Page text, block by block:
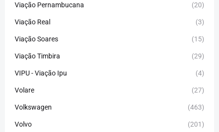
Viação Pernambucana (20)
Viação Real (3)
Viação Soares (15)
Viação Timbira (29)
VIPU - Viação Ipu (4)
Volare (27)
Volkswagen (463)
Volvo (201)